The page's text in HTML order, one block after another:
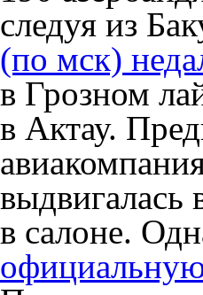
следуя из
(по мск)
в Грозном
в Актау.
выдвигалась
в салоне.